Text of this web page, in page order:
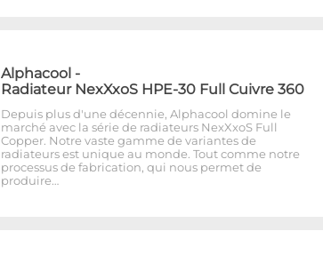
Alphacool -
Radiateur NexXxoS HPE-30 Full Cuivre 360
Depuis plus d'une décennie, Alphacool domine le
marché avec la série de radiateurs NexXxoS Full
Copper. Notre vaste gamme de variantes de
radiateurs est unique au monde. Tout comme notre
processus de fabrication, qui nous permet de
produire…